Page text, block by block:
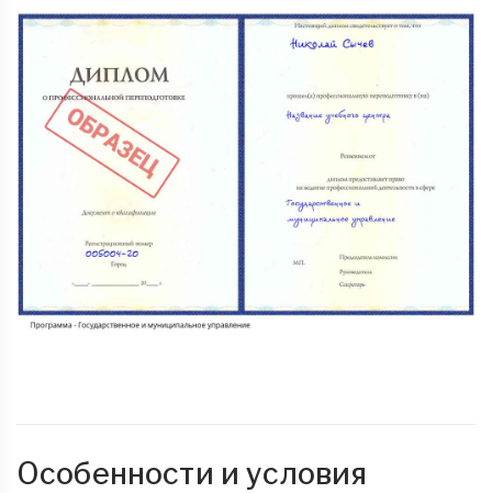
Особенности и условия